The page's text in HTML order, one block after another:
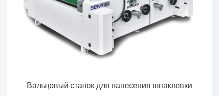
Вальцовый станок для нанесения шпаклевки